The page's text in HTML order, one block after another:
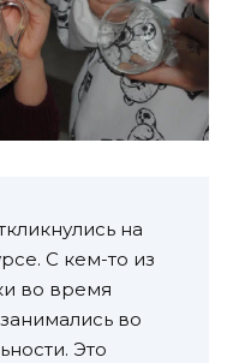
на
С кем-то из
во время
во
Это